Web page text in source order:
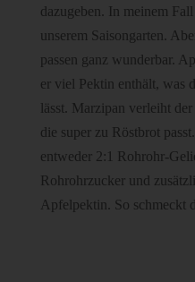
dazugeben. In meinem
unserem Saisongarten.
passen ganz wunderbar.
er viel Pektin enthält, was
lässt. Marzipan verleiht
die super zu Röstbrot
entweder 2:1 Rohrohr-
Rohrohrzucker und
Apfelpektin. So schmeckt